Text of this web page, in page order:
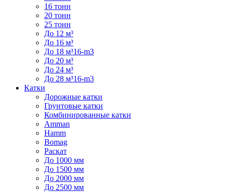
16 тонн
20 тонн
25 тонн
До 12 м³
До 16 м³
До 18 м³16-m3
До 20 м³
До 24 м³
До 28 м³16-m3
Катки
Дорожные катки
Грунтовые катки
Комбинированные катки
Amman
Hamm
Bomag
Раскат
До 1000 мм
До 1500 мм
До 2000 мм
До 2500 мм